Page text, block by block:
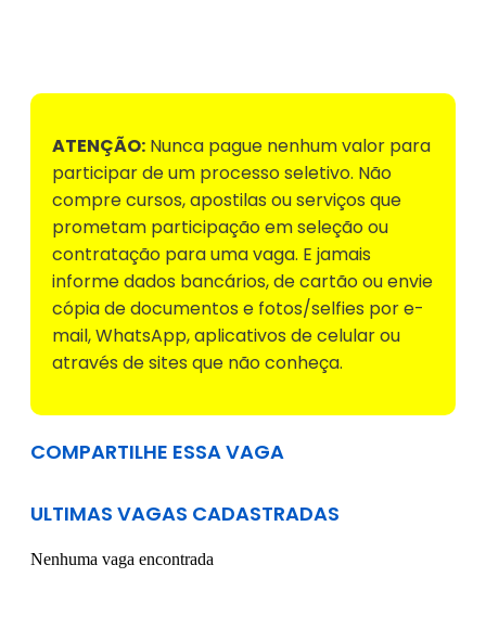
ATENÇÃO: Nunca pague nenhum valor para
participar de um processo seletivo. Não
compre cursos, apostilas ou serviços que
prometam participação em seleção ou
contratação para uma vaga. E jamais
informe dados bancários, de cartão ou envie
cópia de documentos e fotos/selfies por e-
mail, WhatsApp, aplicativos de celular ou
através de sites que não conheça.
COMPARTILHE ESSA VAGA
ULTIMAS VAGAS CADASTRADAS
Nenhuma vaga encontrada